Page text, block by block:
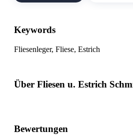
Keywords
Fliesenleger, Fliese, Estrich
Über Fliesen u. Estrich
Bewertungen